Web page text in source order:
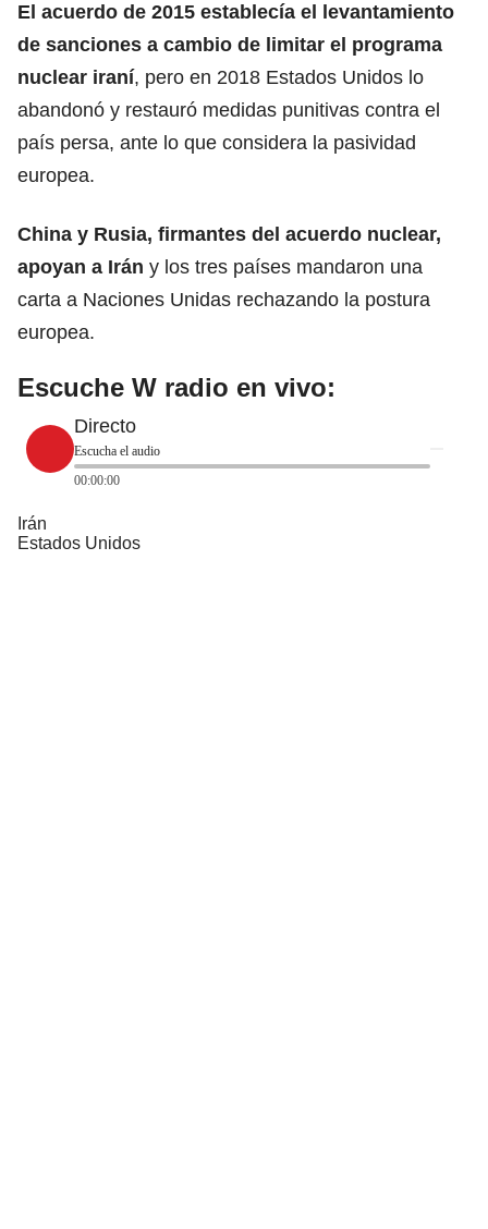
El acuerdo de 2015 establecía el levantamiento
de sanciones a cambio de limitar el programa
nuclear iraní, pero en 2018 Estados Unidos lo
abandonó y restauró medidas punitivas contra el
país persa, ante lo que considera la pasividad
europea.
China y Rusia, firmantes del acuerdo nuclear,
apoyan a Irán y los tres países mandaron una
carta a Naciones Unidas rechazando la postura
europea.
Escuche W radio en vivo:
Directo
Escucha el audio
00:00:00
Irán
Estados Unidos